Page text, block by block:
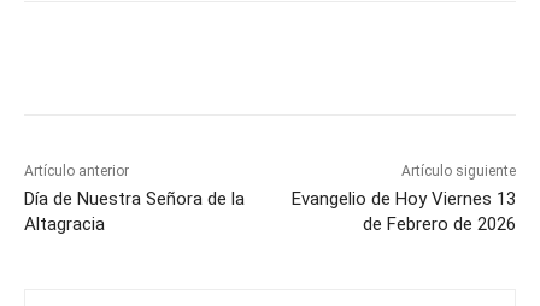
Artículo anterior
Día de Nuestra Señora de la
Altagracia
Artículo siguiente
Evangelio de Hoy Viernes 13
de Febrero de 2026